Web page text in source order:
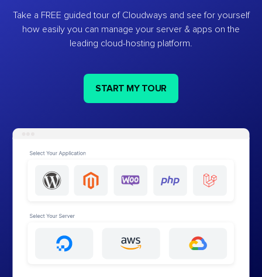
Take a FREE guided tour of Cloudways and see for yourself
how easily you can manage your server & apps on the
leading cloud-hosting platform.
START MY TOUR